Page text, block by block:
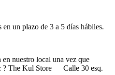
un plazo de 3 a 5 días hábiles.
nuestro local una vez que
? The Kul Store — Calle 30 esq.